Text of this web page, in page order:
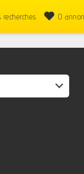
recherches 0